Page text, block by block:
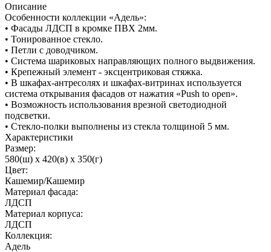
Описание
Особенности коллекции «Адель»:
• Фасады ЛДСП в кромке ПВХ 2мм.
• Тонированное стекло.
• Петли с доводчиком.
• Система шариковых направляющих полного выдвижения.
• Крепежный элемент - эксцентриковая стяжка.
• В шкафах-антресолях и шкафах-витринах используется
система открывания фасадов от нажатия «Push to open».
• Возможность использования врезной светодиодной
подсветки.
• Стекло-полки выполнены из стекла толщиной 5 мм.
Характеристики
Размер:
580(ш) x 420(в) x 350(г)
Цвет:
Кашемир/Кашемир
Материал фасада:
ЛДСП
Материал корпуса:
ЛДСП
Коллекция:
Адель